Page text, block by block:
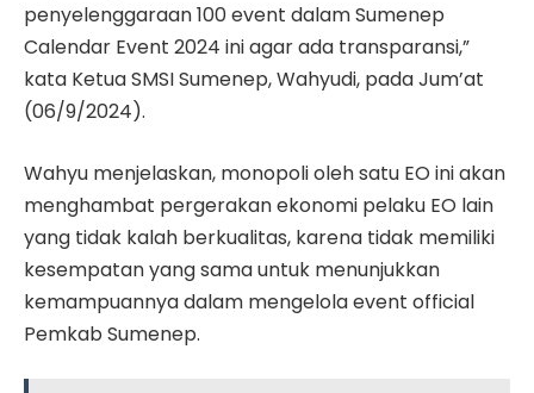
penyelenggaraan 100 event dalam Sumenep
Calendar Event 2024 ini agar ada transparansi,”
kata Ketua SMSI Sumenep, Wahyudi, pada Jum’at
(06/9/2024).
Wahyu menjelaskan, monopoli oleh satu EO ini akan
menghambat pergerakan ekonomi pelaku EO lain
yang tidak kalah berkualitas, karena tidak memiliki
kesempatan yang sama untuk menunjukkan
kemampuannya dalam mengelola event official
Pemkab Sumenep.